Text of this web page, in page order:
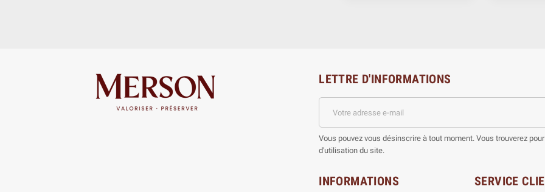
LETTRE D'INFORMATIONS
Vous pouvez vous désinscrire à tout moment. Vous trouverez
d'utilisation du site.
INFORMATIONS SERVICE